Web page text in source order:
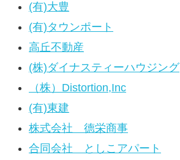
(有)大豊
(有)タウンポート
高丘不動産
(株)ダイナスティーハウジング
（株）Distortion,Inc
(有)東建
株式会社 德栄商事
合同会社 としこアパート